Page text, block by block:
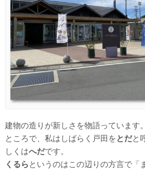
建物の造りが新しさを物語っています。
ところで、私はしばらく戸田を とだと
しくはへだです。
くるら というのはこの辺りの方言で「